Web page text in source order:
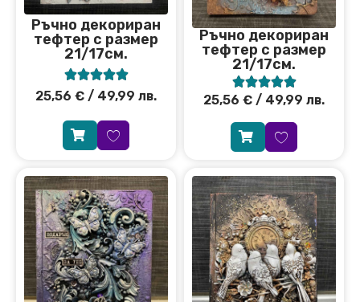
Ръчно декориран
тефтер с размер
21/17см.

25,56 € / 49,99 лв.
Ръчно декориран
тефтер с размер
21/17см.

25,56 € / 49,99 лв.